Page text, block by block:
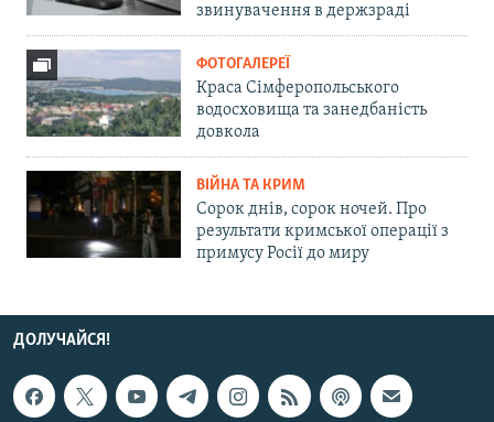
звинувачення в держзраді
ФОТОГАЛЕРЕЇ
Краса Сімферопольського
водосховища та занедбаність
довкола
ВІЙНА ТА КРИМ
Сорок днів, сорок ночей. Про
результати кримської операції з
примусу Росії до миру
ДОЛУЧАЙСЯ!